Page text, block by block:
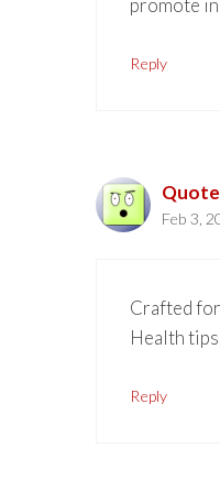
Reply
Feb 3,
Crafted
Health
Reply